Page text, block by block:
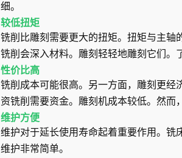
细。
较低扭矩
铣削比雕刻需要更大的扭矩。扭矩与主轴
铣削会深入材料。雕刻轻轻地雕刻它们。
性价比高
铣削成本可能很高。另一方面，雕刻更经
资铣削需要资金。雕刻机成本较低。然而
维护方便
维护对于延长使用寿命起着重要作用。铣
维护非常简单。